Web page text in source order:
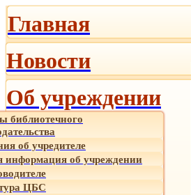
Главная
Новости
Об учреждении
библиотечного
об учредителе
об учреждении
ЦБС